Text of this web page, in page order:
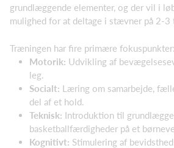
grundlæggende elementer, og der vil i
mulighed for at deltage i stævner på 2-3
Træningen har fire primære fokuspunkter:
Motorik: Udvikling af
leg.
Socialt: Læring om samarbejde,
del af et hold.
Teknisk: Introduktion til
basketballfærdigheder på et
Kognitivt: Stimulering af